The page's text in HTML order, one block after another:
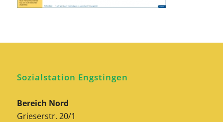
Sozialstation Engstingen
Bereich Nord
Grieserstr. 20/1